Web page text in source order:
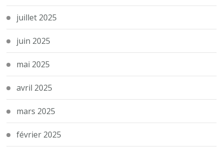
juillet 2025
juin 2025
mai 2025
avril 2025
mars 2025
février 2025